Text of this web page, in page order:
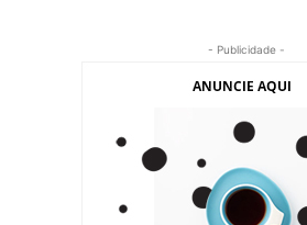
- Publicidade -